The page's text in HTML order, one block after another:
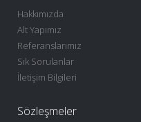
Hakkımızda
Alt Yapımız
Referanslarımız
Sık Sorulanlar
İletişim Bilgileri
Sözleşmeler